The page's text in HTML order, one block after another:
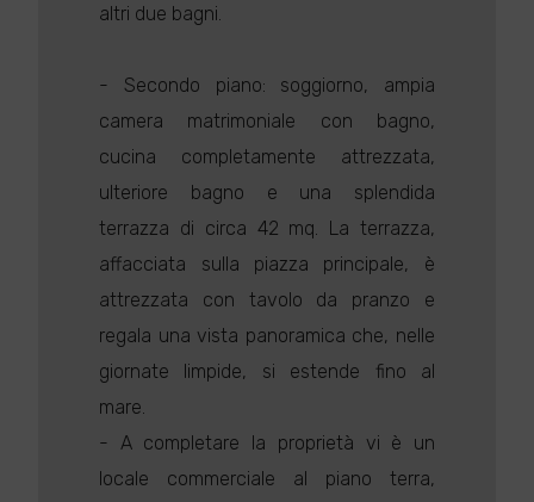
altri due bagni.
- Secondo piano: soggiorno, ampia
camera matrimoniale con bagno,
cucina completamente attrezzata,
ulteriore bagno e una splendida
terrazza di circa 42 mq. La terrazza,
affacciata sulla piazza principale, è
attrezzata con tavolo da pranzo e
regala una vista panoramica che, nelle
giornate limpide, si estende fino al
mare.
- A completare la proprietà vi è un
locale commerciale al piano terra,